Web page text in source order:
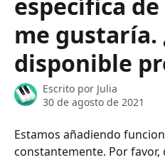
me gustaría.
disponible
Escrito por Julia
30 de agosto de 2021
Estamos añadiendo
constantemente. Por favor,